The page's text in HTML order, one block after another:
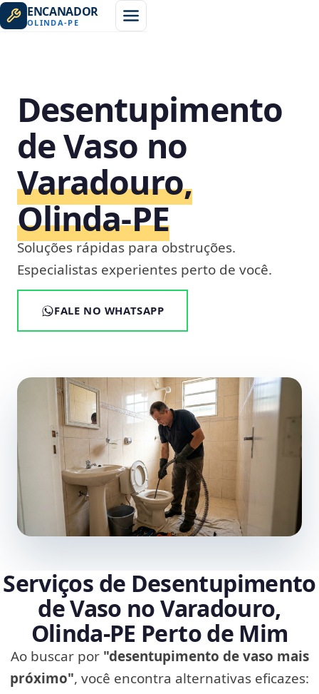
ENCANADOR
OLINDA-PE
Desentupimento
de Vaso no
Varadouro,
Olinda‑PE
Soluções rápidas para obstruções.
Especialistas experientes perto de você.
FALE NO WHATSAPP
Serviços de Desentupimento
de Vaso no Varadouro,
Olinda‑PE Perto de Mim
Ao buscar por "desentupimento de vaso mais
próximo", você encontra alternativas eficazes: